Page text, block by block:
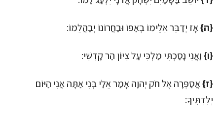
{ה}אָז יְדַבֵּר אֵלֵימוֹ בְאַפּוֹ וּבַחֲרוֹנוֹ יְבַהֲלֵמוֹ:
{ו}וַאֲנִי נָסַכְתִּי מַלְכִּי עַל צִיּוֹן הַר קָדְשִׁי:
{ז}אֲסַפְּרָה אֶל חֹק יְהוָה אָמַר אֵלַי בְּנִי אַתָּה אֲנִי הַיּוֹם
יְלִדְתִּיךָ: